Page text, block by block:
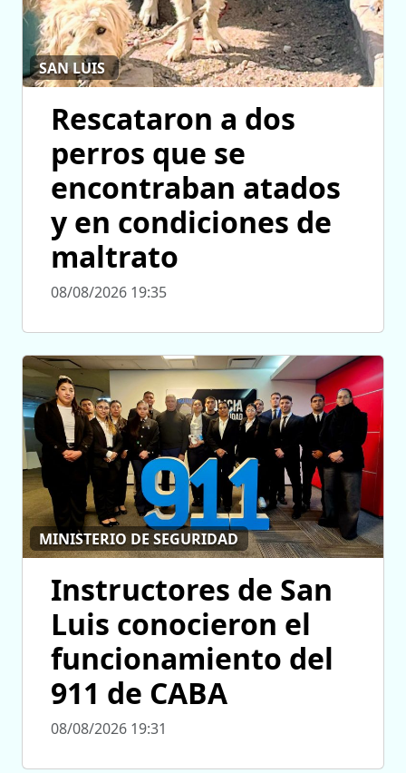
SAN LUIS
Rescataron a dos
perros que se
encontraban atados
y en condiciones de
maltrato
08/08/2026 19:35
MINISTERIO DE SEGURIDAD
Instructores de San
Luis conocieron el
funcionamiento del
911 de CABA
08/08/2026 19:31